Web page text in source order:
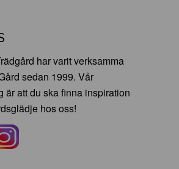
har varit verksamma
sedan 1999. Vår
är att du ska finna inspiration
hos oss!